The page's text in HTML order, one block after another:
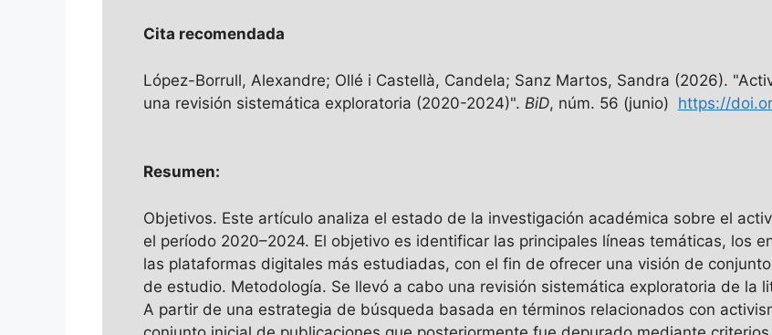
Cita recomendada
López-Borrull, Alexandre; Ollé i Castellà, Candela; Sanz Martos, Sandra (2026).
una revisión sistemática exploratoria (2020-2024)". BiD, núm. 56 (junio) https://
Resumen:
Objetivos. Este artículo analiza el estado de la investigación académica sobre el
el período 2020–2024. El objetivo es identificar las principales líneas temáticas, los
las plataformas digitales más estudiadas, con el fin de ofrecer una visión de
de estudio. Metodología. Se llevó a cabo una revisión sistemática exploratoria de la
A partir de una estrategia de búsqueda basada en términos relacionados con